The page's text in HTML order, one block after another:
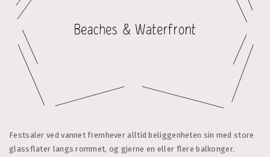
Festsaler ved vannet fremhever alltid beliggenheten sin med store
glassflater langs rommet, og gjerne en eller flere balkonger.